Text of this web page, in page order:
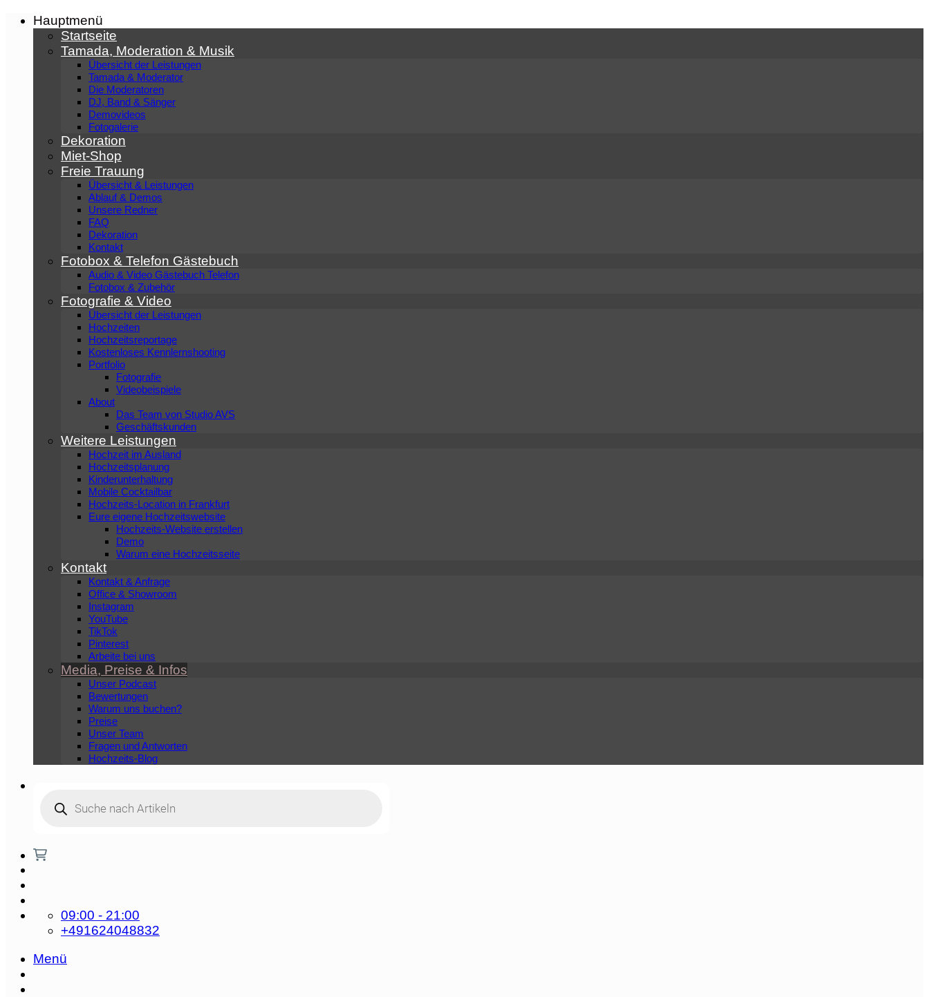
Zum
springen
Hauptmenü
Startseite
Tamada, Moderation & Musik
Übersicht der Leistungen
Tamada & Moderator
Die Moderatoren
DJ, Band & Sänger
Demovideos
Fotogalerie
Dekoration
Miet-Shop
Freie Trauung
Übersicht & Leistungen
Ablauf & Demos
Unsere Redner
FAQ
Dekoration
Kontakt
Fotobox & Telefon Gästebuch
Audio & Video Gästebuch Telefon
Fotobox & Zubehör
Fotografie & Video
Übersicht der Leistungen
Hochzeiten
Hochzeitsreportage
Kostenloses Kennlernshooting
Portfolio
Fotografie
Videobeispiele
About
Das Team von Studio AVS
Geschäftskunden
Weitere Leistungen
Hochzeit im Ausland
Hochzeitsplanung
Kinderunterhaltung
Mobile Cocktailbar
Hochzeits-Location in Frankfurt
Eure eigene Hochzeitswebsite
Hochzeits-Website erstellen
Demo
Warum eine Hochzeitsseite
Kontakt
Kontakt & Anfrage
Office & Showroom
Instagram
YouTube
TikTok
Pinterest
Arbeite bei uns
Media, Preise & Infos
Unser Podcast
Bewertungen
Warum uns buchen?
Preise
Unser Team
Fragen und Antworten
Hochzeits-Blog
search
09:00 - 21:00
+491624048832‬
Menü